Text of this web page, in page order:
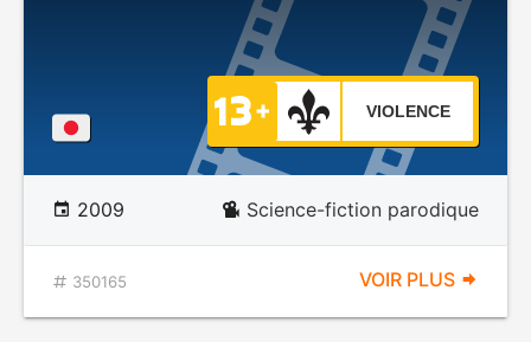
VIOLENCE
2009 Science-fiction parodique
350165 VOIR PLUS